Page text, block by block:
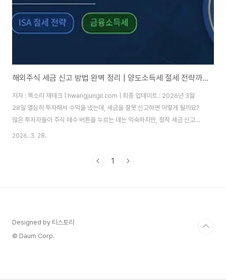
해외주식 세금 신고 방법 완벽 정리 | 양도소득세 절세 전략까지 [2026]
저자 : 똑소리 재테크 | hwangjungil.com | 최종 업데이트 : 2026년 3월
28일 열심히 투자해서 수익을 냈는데, 세금을 잘못 신고하면 어떻게 될까요?
많은 투자자들이 주식 매수 버튼을 누르는 데는 익숙하지만, 정작 세금 신고는
낯설고 두렵습니다. 특히 해외 주식에 투자하기 시작한 분들이 늘어나면서, 무
는 경우가 실제로 생기고 있습니다. 수익을 냈는데 세금 신고를 몰라서 오히려
2026. 3. 28.
1
Designed by 티스토리
© Daum Corp.